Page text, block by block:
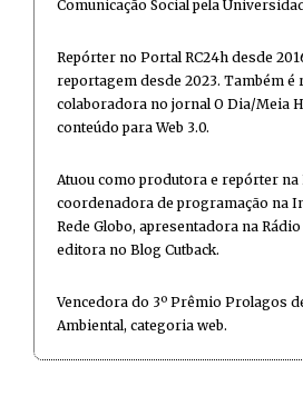
Comunicação Social pela
Repórter no Portal RC24h desde
reportagem desde 2023. Também é
colaboradora no jornal O Dia/Meia
conteúdo para Web 3.0.
Atuou como produtora e repórter na
coordenadora de programação na
Rede Globo, apresentadora na
editora no Blog Cutback.
Vencedora do 3º Prêmio Prolagos
Ambiental, categoria web.